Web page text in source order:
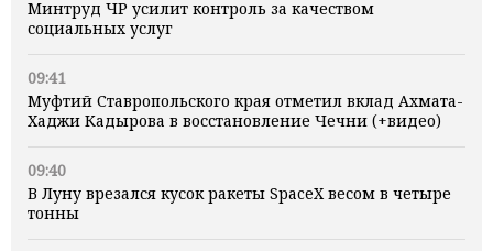
Минтруд ЧР усилит контроль за качеством
социальных услуг
09:41
Муфтий Ставропольского края отметил вклад Ахмата-
Хаджи Кадырова в восстановление Чечни (+видео)
09:40
В Луну врезался кусок ракеты SpaceX весом в четыре
тонны